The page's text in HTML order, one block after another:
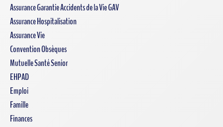
Assurance Garantie Accidents de la Vie GAV
Assurance Hospitalisation
Assurance Vie
Convention Obsèques
Mutuelle Santé Senior
EHPAD
Emploi
Famille
Finances